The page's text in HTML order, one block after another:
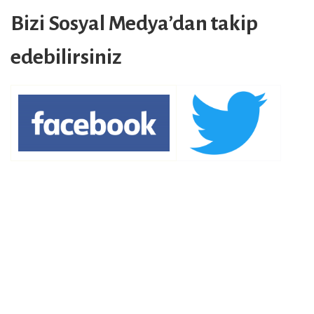
Bizi Sosyal Medya’dan takip
edebilirsiniz